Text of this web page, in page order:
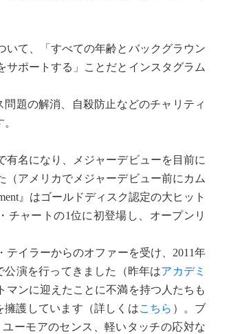
て、「すべての年齢とバックグラウン
サポートする」ことだとインスタグラム
題の解消、自殺防止などのチャリティ
名になり、メジャーデビューを目前に
アメリカでメジャーデビュー前にカム
』はゴールドディスク認定の大ヒット
チャートの1位に初登場し、オープンリ
イラーからのオファーを受け、2011年
演を行ってきました（昨年はアカデミ
ンに迎えたことに不満を持つ人たちも
護しています（詳しくはこちら ）。ブ
ーモアのセンス、軽いタッチの応対な